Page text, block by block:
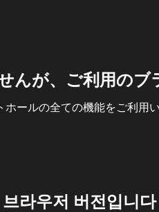
んが、ご利用の
ールの全ての機能をご利用
라우저 버전입니다